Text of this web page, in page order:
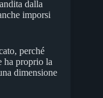
dalla
imporsi
perché
ha proprio la
dimensione